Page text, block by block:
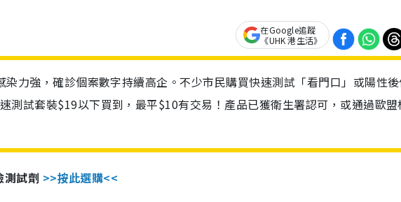
在Google追蹤
《UHK 港生活》
力強，確診個案數字持續高企。不少市民購買快速測試「看門口」或陽性
測試套裝$19以下買到，最平$10有交易！產品已獲衛生署認可，或通過歐盟
測試劑 >>按此選購<<